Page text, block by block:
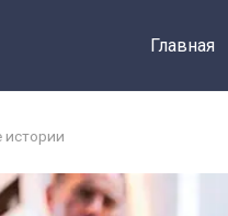
Главная
истории